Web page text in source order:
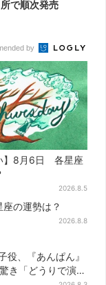
で順次発売
by
】8月6日 各星座
2026.8.5
の運勢は？
2026.8.8
役、『あんぱん』
き「どうりで演技